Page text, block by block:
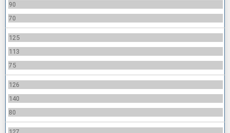
90
70
125
113
75
126
140
80